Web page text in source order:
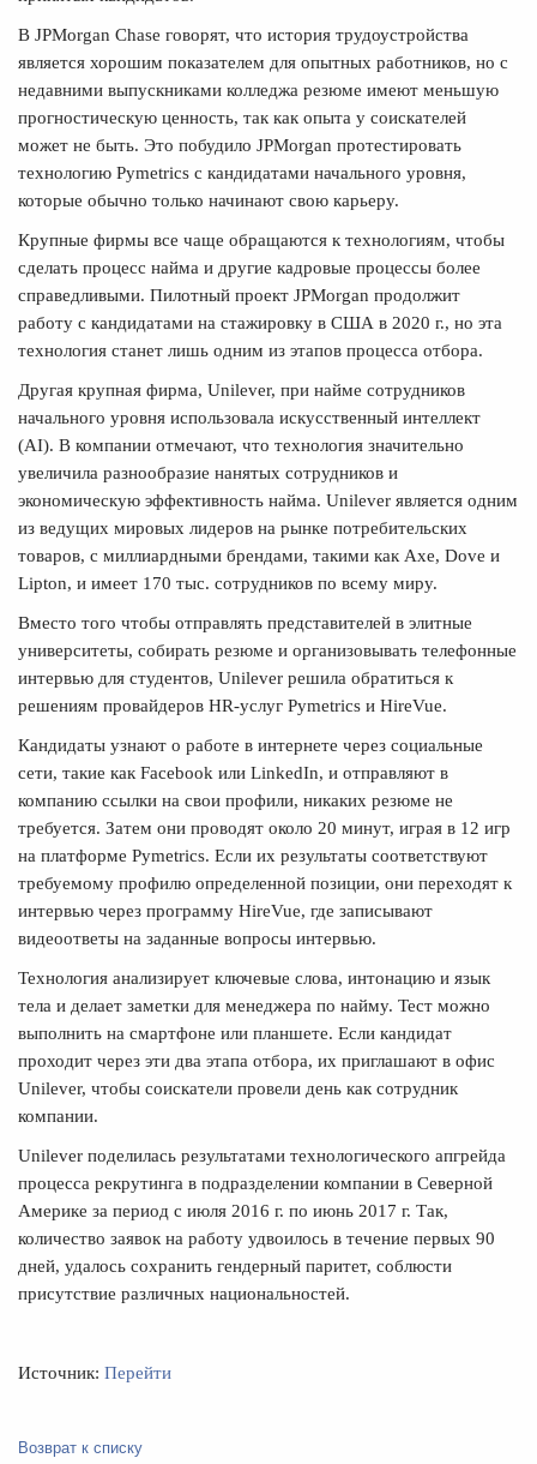
В JPMorgan Chase говорят, что история трудоустройства
является хорошим показателем для опытных работников, но с
недавними выпускниками колледжа резюме имеют меньшую
прогностическую ценность, так как опыта у соискателей
может не быть. Это побудило JPMorgan протестировать
технологию Pymetrics с кандидатами начального уровня,
которые обычно только начинают свою карьеру.
Крупные фирмы все чаще обращаются к технологиям, чтобы
сделать процесс найма и другие кадровые процессы более
справедливыми. Пилотный проект JPMorgan продолжит
работу с кандидатами на стажировку в США в 2020 г., но эта
технология станет лишь одним из этапов процесса отбора.
Другая крупная фирма, Unilever, при найме сотрудников
начального уровня использовала искусственный интеллект
(AI). В компании отмечают, что технология значительно
увеличила разнообразие нанятых сотрудников и
экономическую эффективность найма. Unilever является одним
из ведущих мировых лидеров на рынке потребительских
товаров, с миллиардными брендами, такими как Axe, Dove и
Lipton, и имеет 170 тыс. сотрудников по всему миру.
Вместо того чтобы отправлять представителей в элитные
университеты, собирать резюме и организовывать телефонные
интервью для студентов, Unilever решила обратиться к
решениям провайдеров HR-услуг Pymetrics и HireVue.
Кандидаты узнают о работе в интернете через социальные
сети, такие как Facebook или LinkedIn, и отправляют в
компанию ссылки на свои профили, никаких резюме не
требуется. Затем они проводят около 20 минут, играя в 12 игр
на платформе Pymetrics. Если их результаты соответствуют
требуемому профилю определенной позиции, они переходят к
интервью через программу HireVue, где записывают
видеоответы на заданные вопросы интервью.
Технология анализирует ключевые слова, интонацию и язык
тела и делает заметки для менеджера по найму. Тест можно
выполнить на смартфоне или планшете. Если кандидат
проходит через эти два этапа отбора, их приглашают в офис
Unilever, чтобы соискатели провели день как сотрудник
компании.
Unilever поделилась результатами технологического апгрейда
процесса рекрутинга в подразделении компании в Северной
Америке за период с июля 2016 г. по июнь 2017 г. Так,
количество заявок на работу удвоилось в течение первых 90
дней, удалось сохранить гендерный паритет, соблюсти
присутствие различных национальностей.
Источник: Перейти
Возврат к списку